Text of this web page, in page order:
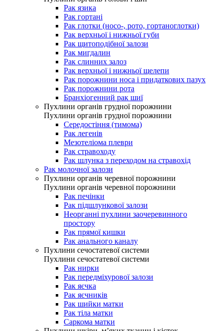
Рак язика
Рак гортані
Рак глотки (носо-, рото, гортаноглотки)
Рак верхньої і нижньої губи
Рак щитоподібної залози
Рак мигдалин
Рак слинних залоз
Рак верхньої і нижньої щелепи
Рак порожнини носа і придаткових пазух
Рак порожнини рота
Бранхіогенний рак шиї
Пухлини органів грудної порожнини
Пухлини органів грудної порожнини
Середостіння (тимома)
Рак легенів
Мезотеліома плеври
Рак стравоходу
Рак шлунка з переходом на стравохід
Рак молочної залози
Пухлини органів черевної порожнини
Пухлини органів черевної порожнини
Рак печінки
Рак підшлункової залози
Неорганні пухлини заочеревинного
простору
Рак прямої кишки
Рак анального каналу
Пухлини сечостатевої системи
Пухлини сечостатевої системи
Рак нирки
Рак передміхурової залози
Рак яєчка
Рак яєчників
Рак шийки матки
Рак тіла матки
Саркома матки